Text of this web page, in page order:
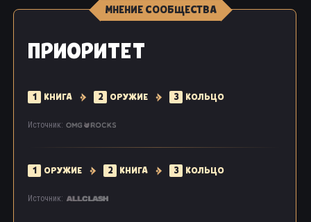
МНЕНИЕ СООБЩЕСТВА
ПРИОРИТЕТ
1 КНИГА 2 ОРУЖИЕ 3 КОЛЬЦО
Источник:
1 ОРУЖИЕ 2 КНИГА 3 КОЛЬЦО
Источник: